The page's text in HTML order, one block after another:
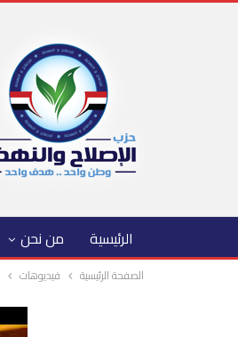
الرئيسية من نحن
الصفحة الرئيسية فيديوهات